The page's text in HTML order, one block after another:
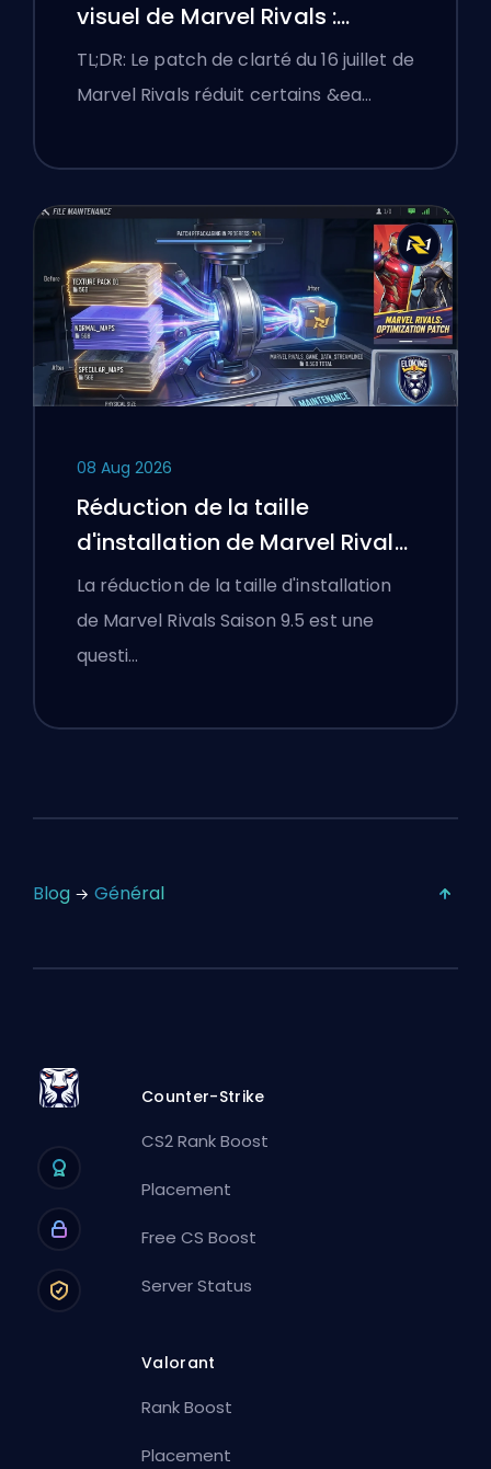
visuel de Marvel Rivals :
Meilleurs réglages compétitifs
après le patch du 16 juillet
TL;DR: Le patch de clarté du 16 juillet de
Marvel Rivals réduit certains &ea…
08 Aug 2026
Réduction de la taille
d'installation de Marvel Rivals
Saison 9.5 expliquée
La réduction de la taille d'installation
de Marvel Rivals Saison 9.5 est une
questi…
Blog Général
Counter-Strike
CS2 Rank Boost
Placement
Free CS Boost
Server Status
Valorant
Rank Boost
Placement